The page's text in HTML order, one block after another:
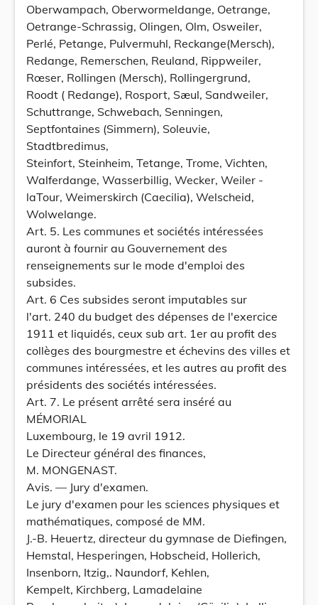
Oberwampach, Oberwormeldange, Oetrange,
Oetrange-Schrassig, Olingen, Olm, Osweiler,
Perlé, Petange, Pulvermuhl, Reckange(Mersch),
Redange, Remerschen, Reuland, Rippweiler,
Rœser, Rollingen (Mersch), Rollingergrund,
Roodt ( Redange), Rosport, Sæul, Sandweiler,
Schuttrange, Schwebach, Senningen,
Septfontaines (Simmern), Soleuvie,
Stadtbredimus,
Steinfort, Steinheim, Tetange, Trome, Vichten,
Walferdange, Wasserbillig, Wecker, Weiler -
laTour, Weimerskirch (Caecilia), Welscheid,
Wolwelange.
Art. 5. Les communes et sociétés intéressées
auront à fournir au Gouvernement des
renseignements sur le mode d'emploi des
subsides.
Art. 6 Ces subsides seront imputables sur
l'art. 240 du budget des dépenses de l'exercice
1911 et liquidés, ceux sub art. 1er au profit des
collèges des bourgmestre et échevins des villes et
communes intéressées, et les autres au profit des
présidents des sociétés intéressées.
Art. 7. Le présent arrêté sera inséré au
MÉMORIAL
Luxembourg, le 19 avril 1912.
Le Directeur général des finances,
M. MONGENAST.
Avis. — Jury d'examen.
Le jury d'examen pour les sciences physiques et
mathématiques, composé de MM.
J.-B. Heuertz, directeur du gymnase de Diefingen,
Hemstal, Hesperingen, Hobscheid, Hollerich,
Insenborn, Itzig,. Naundorf, Kehlen,
Kempelt, Kirchberg, Lamadelaine